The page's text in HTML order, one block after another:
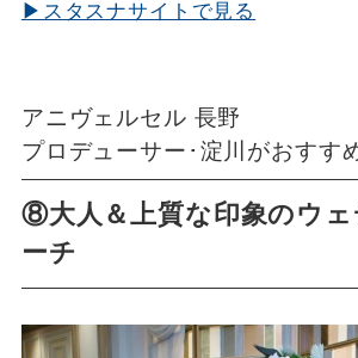
▶スタスナサイトで見る
アニヴェルセル 長野
プロデューサー･淀川がおすす
⑧大人＆上質な印象のウ
ーチ